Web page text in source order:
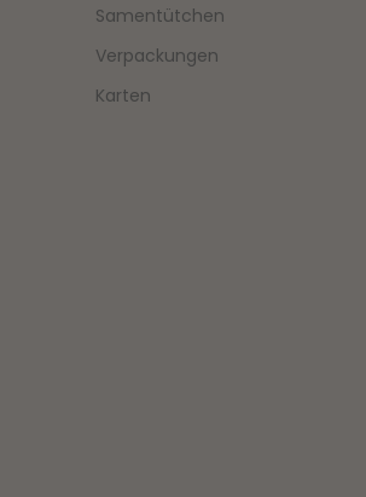
Samentütchen
Verpackungen
Karten